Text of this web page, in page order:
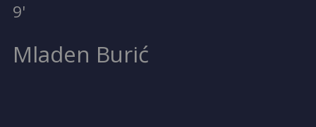
9'
Mladen Burić